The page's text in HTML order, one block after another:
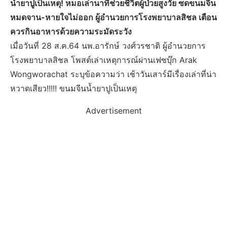
น้ำยาปูเป็นเหตุ! หมอเล่านาทีช่วยชีวิตผู้ป่วยสูงวัย ซดขนมจีน
หมดจาน-หายใจไม่ออก ผู้อำนวยการโรงพยาบาลสิชล เตือน
ควรกินอาหารด้วยความระมัดระวัง
เมื่อวันที่ 28 ส.ค.64 นพ.อารักษ์ วงศ์วรชาติ ผู้อำนวยการ
โรงพยาบาลสิชล โพสต์เล่าเหตุการณ์ผ่านเฟซบุ๊ก Arak
Wongworachat ระบุข้อความว่า เช้าวันเสาร์มีเรื่องเล่าที่น่า
หวาดเสียว!!!!! ขนมจีนน้ำยาปูเป็นเหตุ
Advertisement